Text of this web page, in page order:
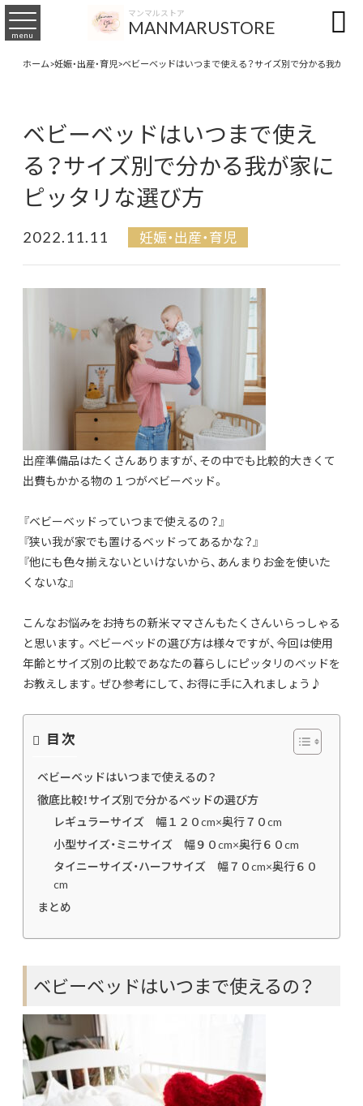
マンマルストア
MANMARUSTORE
menu 
ホーム>妊娠・出産・育児>ベビーベッドはいつまで使える？サイズ別で分かる我が家
ベビーベッドはいつまで使え
る？サイズ別で分かる我が家に
ピッタリな選び方
2022.11.11 妊娠・出産・育児
出産準備品はたくさんありますが、その中でも比較的大きくて
出費もかかる物の１つがベビーベッド。
『ベビーベッドっていつまで使えるの？』
『狭い我が家でも置けるベッドってあるかな？』
『他にも色々揃えないといけないから、あんまりお金を使いた
くないな』
こんなお悩みをお持ちの新米ママさんもたくさんいらっしゃる
と思います。 ベビーベッドの選び方は様々ですが、今回は使用
年齢とサイズ別の比較であなたの暮らしにピッタリのベッドを
お教えします。 ぜひ参考にして、お得に手に入れましょう♪
目次
ベビーベッドはいつまで使えるの？
徹底比較！サイズ別で分かるベッドの選び方
レギュラーサイズ 幅１２０cm×奥行７０cm
小型サイズ・ミニサイズ 幅９０cm×奥行６０cm
タイニーサイズ・ハーフサイズ 幅７０cm×奥行６０
cm
まとめ
ベビーベッドはいつまで使えるの？